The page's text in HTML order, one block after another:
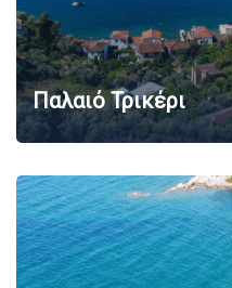
Παλαιό Τρικέρι